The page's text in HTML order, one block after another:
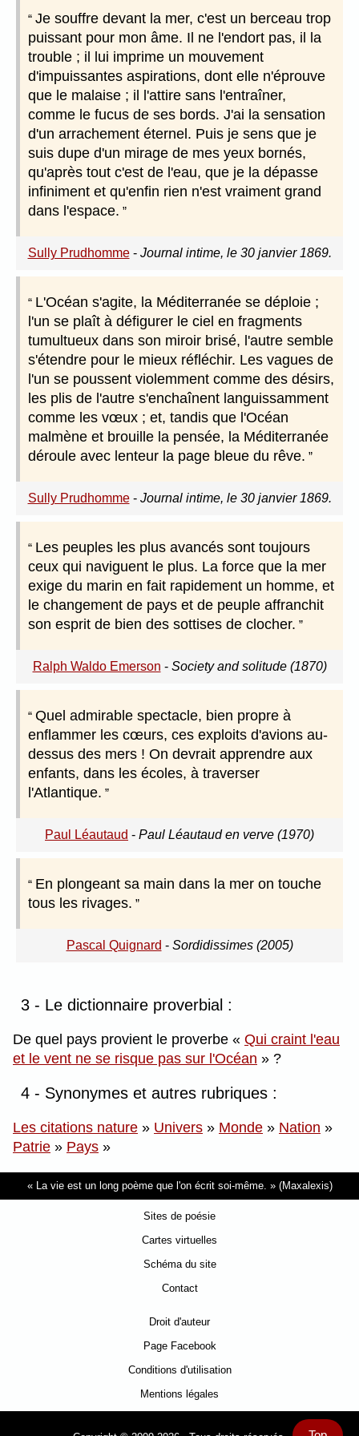
Je souffre devant la mer, c'est un berceau trop
puissant pour mon âme. Il ne l'endort pas, il la
trouble ; il lui imprime un mouvement
d'impuissantes aspirations, dont elle n'éprouve
que le malaise ; il l'attire sans l'entraîner,
comme le fucus de ses bords. J'ai la sensation
d'un arrachement éternel. Puis je sens que je
suis dupe d'un mirage de mes yeux bornés,
qu'après tout c'est de l'eau, que je la dépasse
infiniment et qu'enfin rien n'est vraiment grand
dans l'espace.
Sully Prudhomme- Journal intime, le 30 janvier 1869.
L'Océan s'agite, la Méditerranée se déploie ;
l'un se plaît à défigurer le ciel en fragments
tumultueux dans son miroir brisé, l'autre semble
s'étendre pour le mieux réfléchir. Les vagues de
l'un se poussent violemment comme des désirs,
les plis de l'autre s'enchaînent languissamment
comme les vœux ; et, tandis que l'Océan
malmène et brouille la pensée, la Méditerranée
déroule avec lenteur la page bleue du rêve.
Sully Prudhomme- Journal intime, le 30 janvier 1869.
Les peuples les plus avancés sont toujours
ceux qui naviguent le plus. La force que la mer
exige du marin en fait rapidement un homme, et
le changement de pays et de peuple affranchit
son esprit de bien des sottises de clocher.
Ralph Waldo Emerson - Society and solitude (1870)
Quel admirable spectacle, bien propre à
enflammer les cœurs, ces exploits d'avions au-
dessus des mers ! On devrait apprendre aux
enfants, dans les écoles, à traverser
l'Atlantique.
Paul Léautaud - Paul Léautaud en verve (1970)
En plongeant sa main dans la mer on touche
tous les rivages.
Pascal Quignard - Sordidissimes (2005)
3 - Le dictionnaire proverbial :
De quel pays provient le proverbe
Qui craint l'eau
et le vent ne se risque pas sur l'Océan
?
4 - Synonymes et autres rubriques :
Les citations nature » Univers » Monde » Nation »
Patrie » Pays »
La vie est un long poème que l'on écrit soi-même. (Maxalexis)
Sites de poésie
Cartes virtuelles
Schéma du site
Contact
Droit d'auteur
Page Facebook
Conditions d'utilisation
Mentions légales